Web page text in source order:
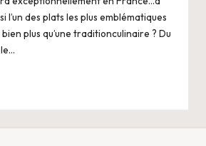
l’un des plats les plus emblématiques
plus qu’une traditionculinaire ? Du